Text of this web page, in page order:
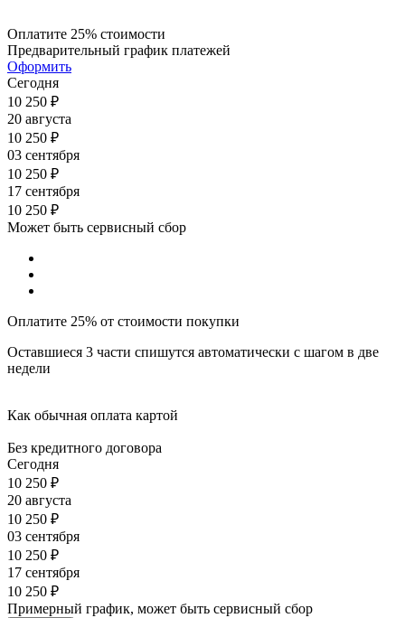
Оплатите 25% стоимости
Предварительный график платежей
Оформить
Сегодня
10 250 ₽
20 августа
10 250 ₽
03 сентября
10 250 ₽
17 сентября
10 250 ₽
Может быть сервисный сбор
Оплатите 25% от стоимости покупки
Оставшиеся 3 части спишутся автоматически с шагом в две
недели
Как обычная оплата картой
Без кредитного договора
Сегодня
10 250 ₽
20 августа
10 250 ₽
03 сентября
10 250 ₽
17 сентября
10 250 ₽
Примерный график, может быть сервисный сбор